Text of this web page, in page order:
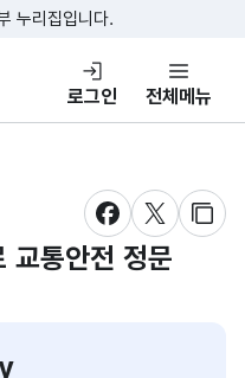
츠 바로가기
바로가기
누리집입니다.
터포털
로그인 전체메뉴
새창 열림새창 열림
새창
교통안전 정문